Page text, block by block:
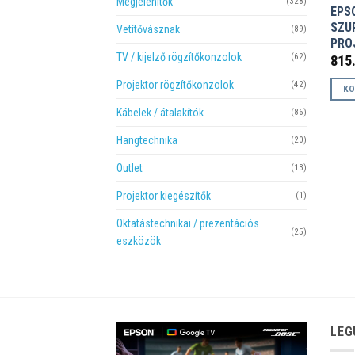
Vetítővásznak (89)
TV / kijelző rögzítőkonzolok (62)
Projektor rögzítőkonzolok (42)
Kábelek / átalakítók (86)
Hangtechnika (20)
Outlet (13)
Projektor kiegészítők (1)
Oktatástechnikai / prezentációs
eszközök
(25)